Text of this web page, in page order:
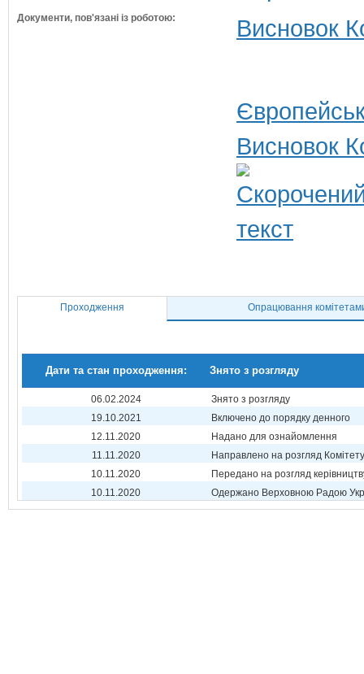
Документи, пов'язані із роботою: Висновок
Висновок
Проходження Опрацювання
Дати та стан проходження: Знято з розгляду
06.02.2024
Знято з розгляду
19.10.2021
Включено до порядку денного
12.11.2020
Надано для ознайомлення
11.11.2020
Направлено на розгляд Комітету
10.11.2020
Передано на розгляд
10.11.2020
Одержано Верховною Радою